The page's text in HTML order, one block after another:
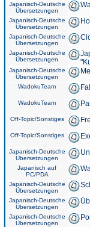
Japanisch-Deutsche
Übersetzungen
Japanisch-Deutsche
Übersetzungen
Japanisch-Deutsche
Übersetzungen
Japanisch-Deutsche
Übersetzungen
Japanisch-Deutsche
Übersetzungen
WadokuTeam
WadokuTeam
Off-Topic/Sonstiges
Off-Topic/Sonstiges
Japanisch-Deutsche
Übersetzungen
Japanisch auf
PC/PDA
Japanisch-Deutsche
Übersetzungen
Japanisch-Deutsche
Übersetzungen
Japanisch-Deutsche
Übersetzungen